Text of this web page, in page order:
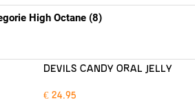
High Octane (8)
DEVILS CANDY ORAL JELLY
€ 24.95